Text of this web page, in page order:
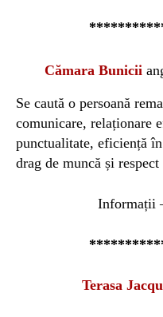
Cămara Bunicii a
Se caută o persoană
comunicare, relaționare
punctualitate, eficiență
drag de muncă și
Informații
Terasa